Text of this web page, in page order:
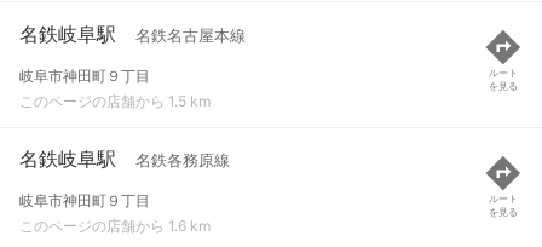
名鉄岐阜駅 名鉄名古屋本線
岐阜市神田町９丁目
このページの店舗から 1.5 km
ルート
を見る
名鉄岐阜駅 名鉄各務原線
岐阜市神田町９丁目
このページの店舗から 1.6 km
ルート
を見る